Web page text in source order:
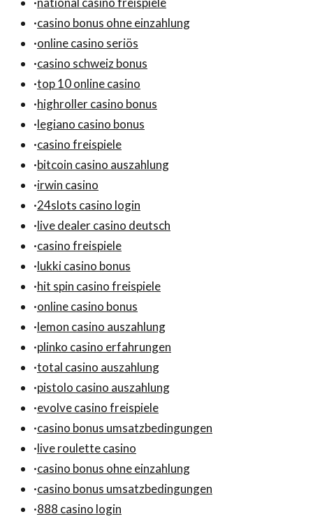
·casino bonus ohne einzahlung
·online casino seriös
·casino schweiz bonus
·top 10 online casino
·highroller casino bonus
·legiano casino bonus
·casino freispiele
·bitcoin casino auszahlung
·irwin casino
·24slots casino login
·live dealer casino deutsch
·casino freispiele
·lukki casino bonus
·hit spin casino freispiele
·online casino bonus
·lemon casino auszahlung
·plinko casino erfahrungen
·total casino auszahlung
·pistolo casino auszahlung
·evolve casino freispiele
·casino bonus umsatzbedingungen
·live roulette casino
·casino bonus ohne einzahlung
·casino bonus umsatzbedingungen
·888 casino login